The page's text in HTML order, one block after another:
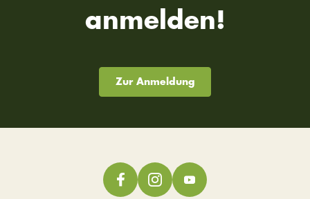
anmelden!
Zur Anmeldung